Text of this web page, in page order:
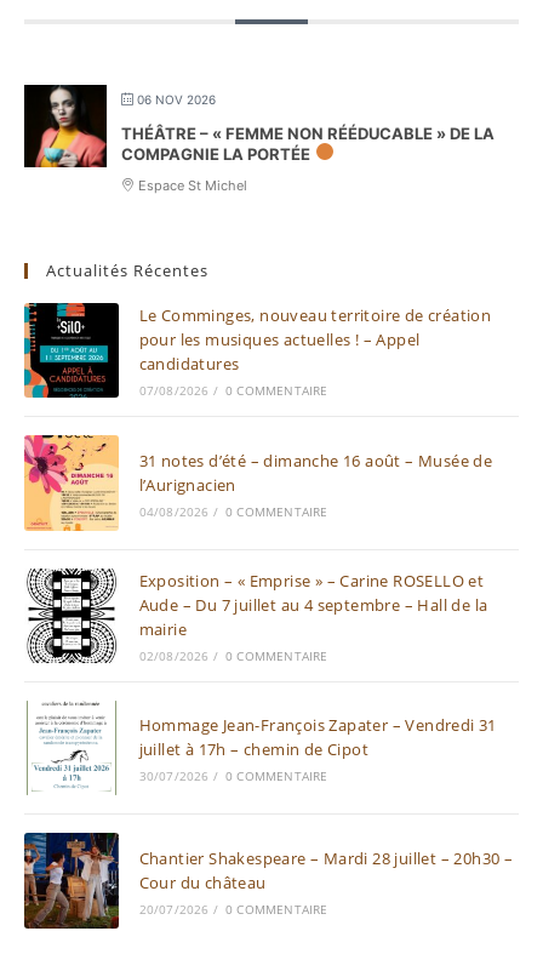
06 NOV 2026
THÉÂTRE – « FEMME NON RÉÉDUCABLE » DE LA
COMPAGNIE LA PORTÉE
Espace St Michel
Actualités Récentes
Le Comminges, nouveau territoire de création
pour les musiques actuelles ! – Appel
candidatures
07/08/2026 / 0 COMMENTAIRE
31 notes d’été – dimanche 16 août – Musée de
l’Aurignacien
04/08/2026 / 0 COMMENTAIRE
Exposition – « Emprise » – Carine ROSELLO et
Aude – Du 7 juillet au 4 septembre – Hall de la
mairie
02/08/2026 / 0 COMMENTAIRE
Hommage Jean-François Zapater – Vendredi 31
juillet à 17h – chemin de Cipot
30/07/2026 / 0 COMMENTAIRE
Chantier Shakespeare – Mardi 28 juillet – 20h30 –
Cour du château
20/07/2026 / 0 COMMENTAIRE